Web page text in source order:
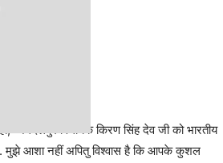
‘जगदलपुर विधायक किरण सिंह देव जी को भारतीय
मुझे आशा नहीं अपितु विश्वास है कि आपके कुशल